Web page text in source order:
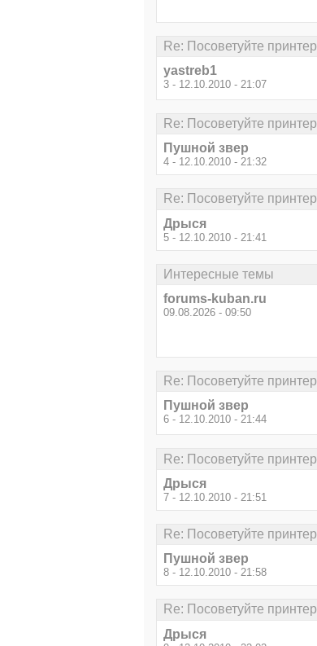
Re: Посоветуйте принтер
yastreb1
3 - 12.10.2010 - 21:07
Re: Посоветуйте принтер
Пушной звер
4 - 12.10.2010 - 21:32
Re: Посоветуйте принтер
Дрыся
5 - 12.10.2010 - 21:41
Интересные темы
forums-kuban.ru
09.08.2026 - 09:50
Re: Посоветуйте принтер
Пушной звер
6 - 12.10.2010 - 21:44
Re: Посоветуйте принтер
Дрыся
7 - 12.10.2010 - 21:51
Re: Посоветуйте принтер
Пушной звер
8 - 12.10.2010 - 21:58
Re: Посоветуйте принтер
Дрыся